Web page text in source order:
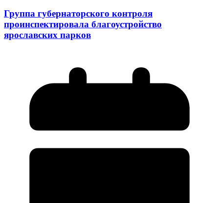
Группа губернаторского контроля
проинспектировала благоустройство
ярославских парков